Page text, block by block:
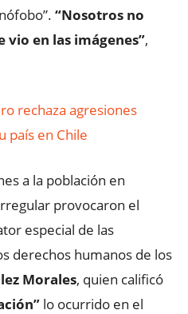
“Nosotros no
vio en las imágenes”,
rechaza agresiones
país en Chile
a la población en
provocaron el
especial de las
derechos humanos de los
Morales, quien calificó
lo ocurrido en el